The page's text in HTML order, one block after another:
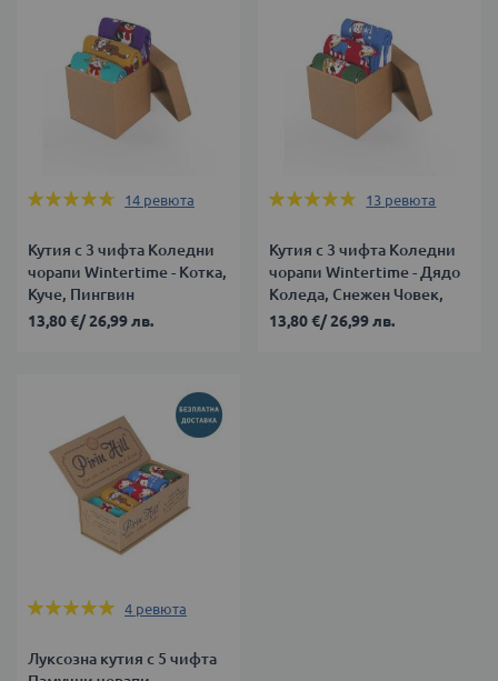
Оценка:
14 ревюта
Кутия с 3 чифта Коледни
чорапи Wintertime - Котка,
Куче, Пингвин
13,80 €/26,99 лв.
Оценка:
13 ревюта
Кутия с 3 чифта Коледни
чорапи Wintertime - Дядо
Коледа, Снежен Човек,
Елен
13,80 €/26,99 лв.
Оценка:
4 ревюта
Луксозна кутия с 5 чифта